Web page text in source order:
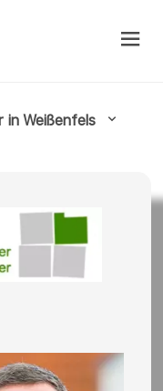
in Weißenfels